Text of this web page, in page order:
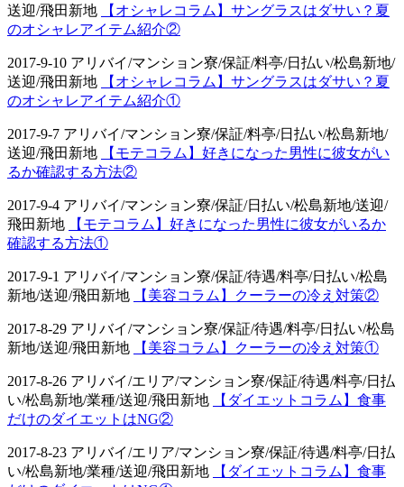
送迎/飛田新地
【オシャレコラム】サングラスはダサい？夏
のオシャレアイテム紹介②
2017-9-10 アリバイ/マンション寮/保証/料亭/日払い/松島新地/
送迎/飛田新地
【オシャレコラム】サングラスはダサい？夏
のオシャレアイテム紹介①
2017-9-7 アリバイ/マンション寮/保証/料亭/日払い/松島新地/
送迎/飛田新地
【モテコラム】好きになった男性に彼女がい
るか確認する方法②
2017-9-4 アリバイ/マンション寮/保証/日払い/松島新地/送迎/
飛田新地
【モテコラム】好きになった男性に彼女がいるか
確認する方法①
2017-9-1 アリバイ/マンション寮/保証/待遇/料亭/日払い/松島
新地/送迎/飛田新地
【美容コラム】クーラーの冷え対策②
2017-8-29 アリバイ/マンション寮/保証/待遇/料亭/日払い/松島
新地/送迎/飛田新地
【美容コラム】クーラーの冷え対策①
2017-8-26 アリバイ/エリア/マンション寮/保証/待遇/料亭/日払
い/松島新地/業種/送迎/飛田新地
【ダイエットコラム】食事
だけのダイエットはNG②
2017-8-23 アリバイ/エリア/マンション寮/保証/待遇/料亭/日払
い/松島新地/業種/送迎/飛田新地
【ダイエットコラム】食事